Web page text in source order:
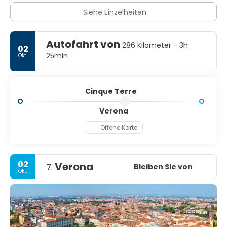
Siehe Einzelheiten
02
Okt.
Autofahrt von 286 Kilometer - 3h
25min
Cinque Terre
Verona
Offene Karte
02
Okt. 7. Verona Bleiben Sie von